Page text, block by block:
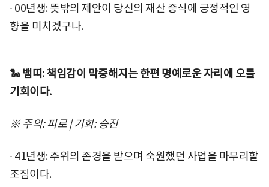
∙ 00년생: 뜻밖의 제안이 당신의 재산 증식에 긍정적인 영
향을 미치겠구나.
🐍 뱀띠: 책임감이 막중해지는 한편 명예로운 자리에 오를
기회이다.
※ 주의: 피로 | 기회: 승진
∙ 41년생: 주위의 존경을 받으며 숙원했던 사업을 마무리할
조짐이다.